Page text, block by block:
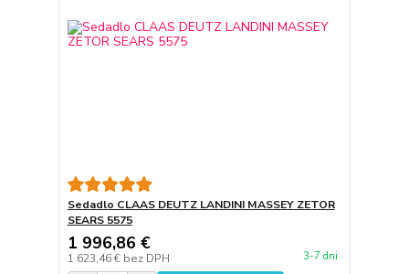
Sedadlo CLAAS DEUTZ LANDINI MASSEY ZETOR
SEARS 5575
1 996,86 €
1 623,46 € bez DPH 3-7 dni